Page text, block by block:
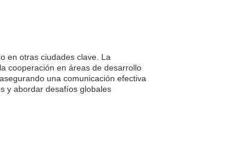
en otras ciudades clave. La
cooperación en áreas de desarrollo
una comunicación efectiva
y abordar desafíos globales